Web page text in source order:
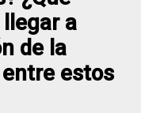
a
de la
estos